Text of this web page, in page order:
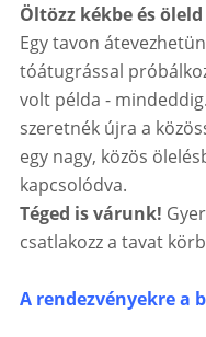
Öltözz kékbe és
Egy tavon
tóátugrással
volt példa -
szeretnék újra a
egy nagy, közös
kapcsolódva.
Téged is várunk!
csatlakozz a tavat
A rendezvényekre a